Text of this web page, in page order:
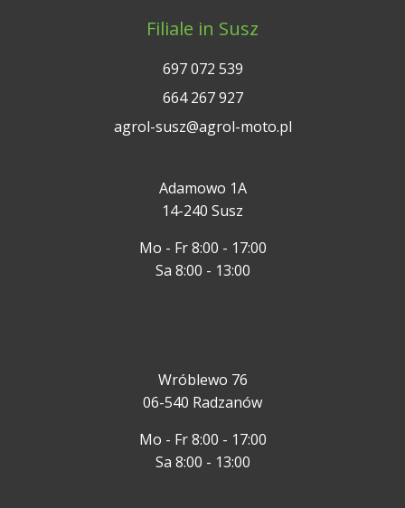
Filiale in Susz
697 072 539
664 267 927
agrol-susz@agrol-moto.pl
Adamowo 1A
14-240 Susz
Mo - Fr 8:00 - 17:00
Sa 8:00 - 13:00
Wróblewo 76
06-540 Radzanów
Mo - Fr 8:00 - 17:00
Sa 8:00 - 13:00